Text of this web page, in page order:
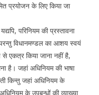
प्रयोजन के लिए किया जा
परिनियम की प्रस्तावना
विधानमण्डल का आशय स्वयं
एकत्र किया जाना नहीं है,
है। जहां अधिनियम की भाषा
किन्तु जहां अधिनियम के
के उपबन्धों की व्याख्या